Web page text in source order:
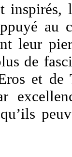
inspirés,
au
leur
de
et